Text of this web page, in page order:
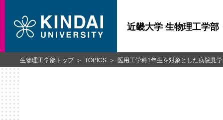
近畿大学 生物理工学
生物理工学部トップ TOPICS 医用工学科1年生を対象とした病院見